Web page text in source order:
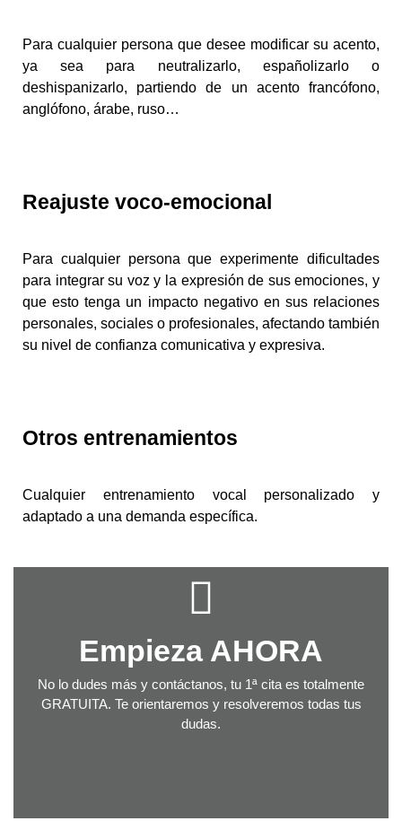
Para cualquier persona que desee modificar su acento,
ya sea para neutralizarlo, españolizarlo o
deshispanizarlo, partiendo de un acento francófono,
anglófono, árabe, ruso…
Reajuste voco-emocional
Para cualquier persona que experimente dificultades
para integrar su voz y la expresión de sus emociones, y
que esto tenga un impacto negativo en sus relaciones
personales, sociales o profesionales, afectando también
su nivel de confianza comunicativa y expresiva.
Otros entrenamientos
Cualquier entrenamiento vocal personalizado y
adaptado a una demanda específica.
Empieza AHORA
No lo dudes más y contáctanos, tu 1ª cita es totalmente
GRATUITA. Te orientaremos y resolveremos todas tus
dudas.